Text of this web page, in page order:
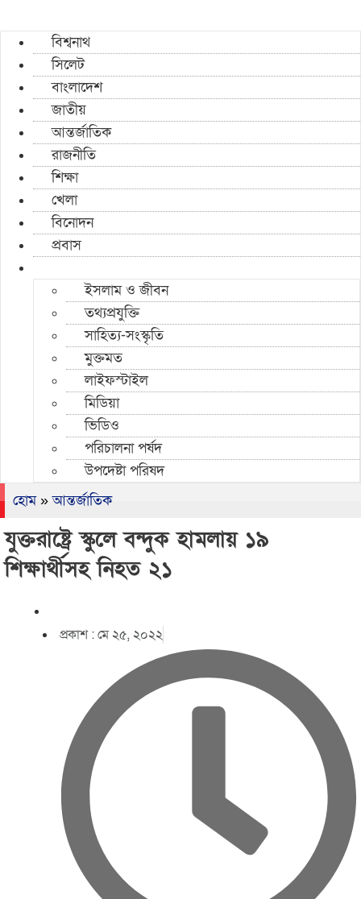
বিশ্বনাথ
সিলেট
বাংলাদেশ
জাতীয়
আন্তর্জাতিক
রাজনীতি
শিক্ষা
খেলা
বিনোদন
প্রবাস
ইসলাম ও জীবন
তথ্যপ্রযুক্তি
সাহিত্য-সংস্কৃতি
মুক্তমত
লাইফস্টাইল
মিডিয়া
ভিডিও
পরিচালনা পর্ষদ
উপদেষ্টা পরিষদ
হোম»আন্তর্জাতিক
যুক্তরাষ্ট্রে স্কুলে বন্দুক হামলায় ১৯
শিক্ষার্থীসহ নিহত ২১
প্রকাশ :মে ২৫, ২০২২